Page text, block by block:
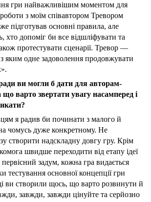
гри найважливішим моментом для
з моїм співавтором Тревором
підготував основні правила, але
хто допоміг би все відшліфувати та
протестувати сценарії. Тревор —
яким одне задоволення продовжувати
ви могли б дати для авторам-
варто звертати увагу насамперед і
я радив би починати з малого й
чомусь дуже конкретному. Не
створити надскладну довгу гру. Крім
швидше переходити від етапу ідеї
задум, кожна гра видається
тестування основної концепції гри
ви створили щось, що варто розвинути й
завжди, завжди цінуйте та серйозно